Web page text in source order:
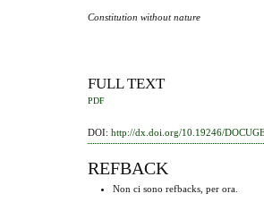
Constitution without nature
FULL TEXT
PDF
DOI: http://dx.doi.org/10.19246/
REFBACK
Non ci sono refbacks, per ora.